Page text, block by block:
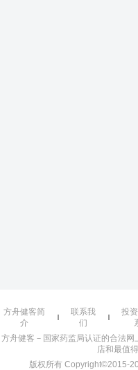
方舟健客简
介
联系我
们
投
方舟健客－国家药监局认证的合法
店和最值
版权所有 Copyright©2015-